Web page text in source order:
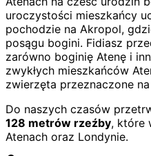
uroczystości mieszkańcy
pochodzie na Akropol,
posągu bogini. Fidiasz
zarówno boginię Atenę i
zwykłych mieszkańców
zwierzęta przeznaczone
Do naszych czasów
128 metrów rzeźby, które
Atenach oraz Londynie.